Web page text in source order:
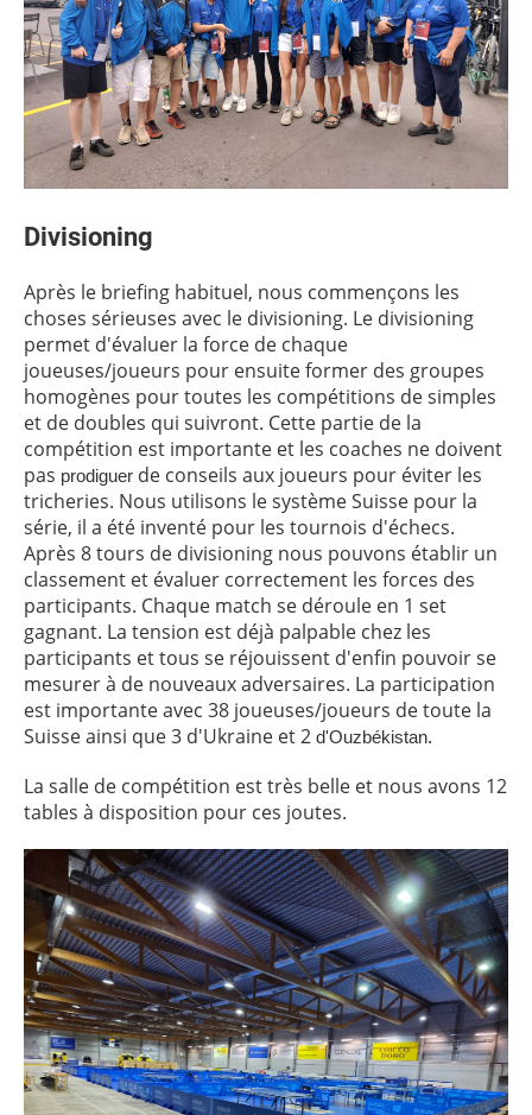
Divisioning
Après le briefing habituel, nous commençons les
choses sérieuses avec le divisioning. Le divisioning
permet d'évaluer la force de chaque
joueuses/joueurs pour ensuite former des groupes
homogènes pour toutes les compétitions de simples
et de doubles qui suivront. Cette partie de la
compétition est importante et les coaches ne doivent
pas prodiguer de conseils aux joueurs pour éviter les
tricheries. Nous utilisons le système Suisse pour la
série, il a été inventé pour les tournois d'échecs.
Après 8 tours de divisioning nous pouvons établir un
classement et évaluer correctement les forces des
participants. Chaque match se déroule en 1 set
gagnant. La tension est déjà palpable chez les
participants et tous se réjouissent d'enfin pouvoir se
mesurer à de nouveaux adversaires. La participation
est importante avec 38 joueuses/joueurs de toute la
Suisse ainsi que 3 d'Ukraine et 2 d'Ouzbékistan.
La salle de compétition est très belle et nous avons 12
tables à disposition pour ces joutes.